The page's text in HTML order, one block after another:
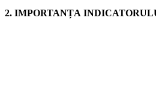
2. IMPORTANȚA